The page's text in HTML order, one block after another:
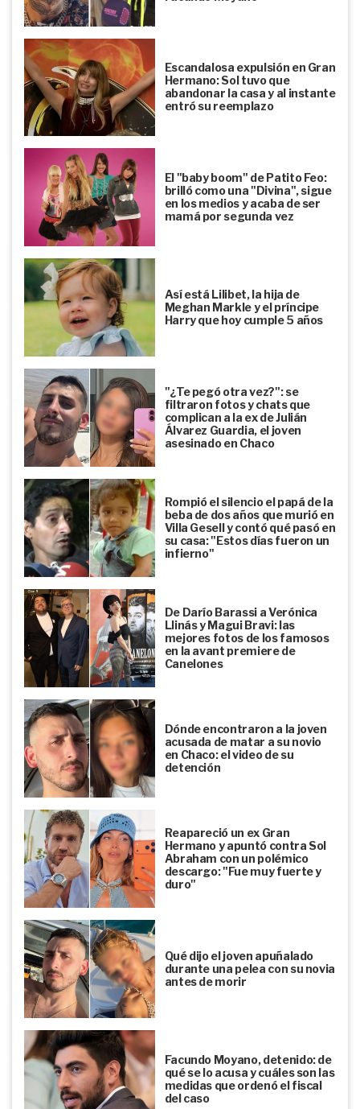
Escandalosa expulsión en Gran
Hermano: Sol tuvo que
abandonar la casa y al instante
entró su reemplazo
El "baby boom" de Patito Feo:
brilló como una "Divina", sigue
en los medios y acaba de ser
mamá por segunda vez
Así está Lilibet, la hija de
Meghan Markle y el príncipe
Harry que hoy cumple 5 años
"¿Te pegó otra vez?": se
filtraron fotos y chats que
complican a la ex de Julián
Álvarez Guardia, el joven
asesinado en Chaco
Rompió el silencio el papá de la
beba de dos años que murió en
Villa Gesell y contó qué pasó en
su casa: "Estos días fueron un
infierno"
De Darío Barassi a Verónica
Llinás y Magui Bravi: las
mejores fotos de los famosos
en la avant premiere de
Canelones
Dónde encontraron a la joven
acusada de matar a su novio
en Chaco: el video de su
detención
Reapareció un ex Gran
Hermano y apuntó contra Sol
Abraham con un polémico
descargo: "Fue muy fuerte y
duro"
Qué dijo el joven apuñalado
durante una pelea con su novia
antes de morir
Facundo Moyano, detenido: de
qué se lo acusa y cuáles son las
medidas que ordenó el fiscal
del caso